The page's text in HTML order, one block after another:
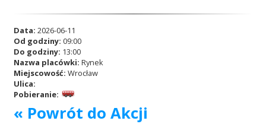
RCKiK
Akcje wyjazdowe
Data: 2026-06-11
Od godziny: 09:00
Do godziny: 13:00
Nazwa placówki: Rynek
Miejscowość: Wrocław
Ulica:
Pobieranie:
« Powrót do Akcji